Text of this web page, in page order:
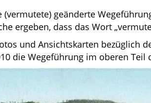
geänderte
ergeben, dass das Wort
und Ansichtskarten bezüglich
die Wegeführung im oberen Teil